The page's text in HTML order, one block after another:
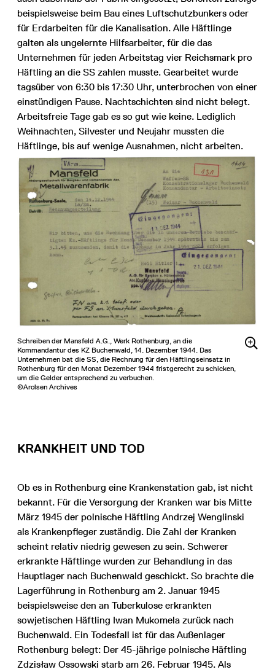
beispielsweise beim Bau eines Luftschutzbunkers oder
für Erdarbeiten für die Kanalisation. Alle Häftlinge
galten als ungelernte Hilfsarbeiter, für die das
Unternehmen für jeden Arbeitstag vier Reichsmark pro
Häftling an die SS zahlen musste. Gearbeitet wurde
tagsüber von 6:30 bis 17:30 Uhr, unterbrochen von einer
einstündigen Pause. Nachtschichten sind nicht belegt.
Arbeitsfreie Tage gab es so gut wie keine. Lediglich
Weihnachten, Silvester und Neujahr mussten die
Häftlinge, bis auf wenige Ausnahmen, nicht arbeiten.
Schreiben der Mansfeld A.G., Werk Rothenburg, an die
Kommandantur des KZ Buchenwald, 14. Dezember 1944. Das
Unternehmen bat die SS, die Rechnung für den Häftlingseinsatz in
Rothenburg für den Monat Dezember 1944 fristgerecht zu schicken,
um die Gelder entsprechend zu verbuchen.
©Arolsen Archives
KRANKHEIT UND TOD
Ob es in Rothenburg eine Krankenstation gab, ist nicht
bekannt. Für die Versorgung der Kranken war bis Mitte
März 1945 der polnische Häftling Andrzej Wenglinski
als Krankenpfleger zuständig. Die Zahl der Kranken
scheint relativ niedrig gewesen zu sein. Schwerer
erkrankte Häftlinge wurden zur Behandlung in das
Hauptlager nach Buchenwald geschickt. So brachte die
Lagerführung in Rothenburg am 2. Januar 1945
beispielsweise den an Tuberkulose erkrankten
sowjetischen Häftling Iwan Mukomela zurück nach
Buchenwald. Ein Todesfall ist für das Außenlager
Rothenburg belegt: Der 45-jährige polnische Häftling
Zdzisław Ossowski starb am 26. Februar 1945. Als